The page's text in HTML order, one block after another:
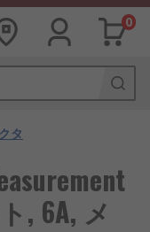
0
タ
, 6A, メ